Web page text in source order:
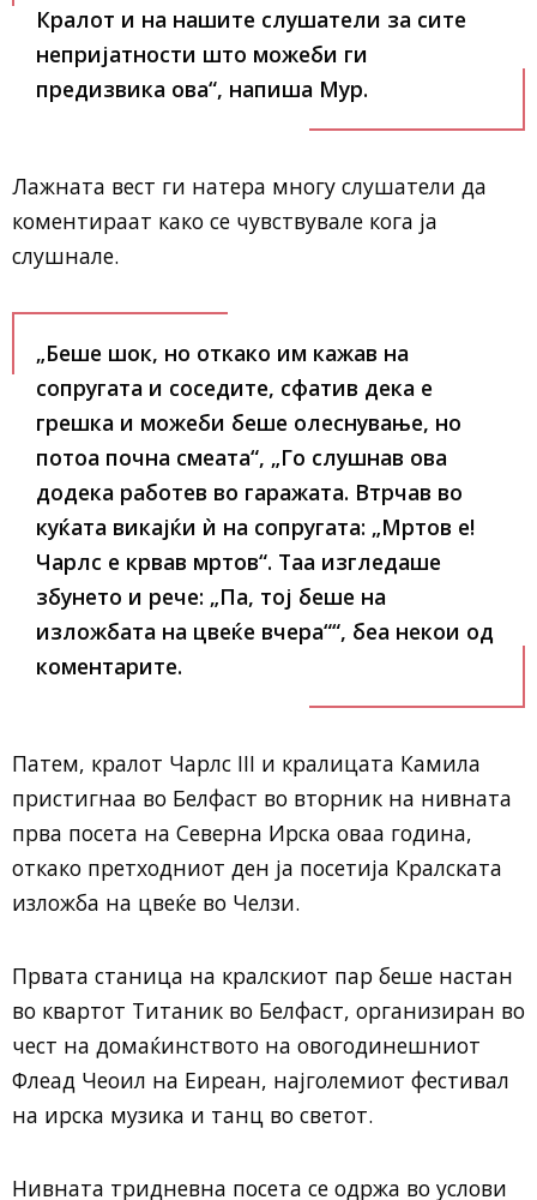
Кралот и на нашите слушатели за сите
непријатности што можеби ги
предизвика ова“, напиша Мур.
Лажната вест ги натера многу слушатели да
коментираат како се чувствувале кога ја
слушнале.
„Беше шок, но откако им кажав на
сопругата и соседите, сфатив дека е
грешка и можеби беше олеснување, но
потоа почна смеата“, „Го слушнав ова
додека работев во гаражата. Втрчав во
куќата викајќи ѝ на сопругата: „Мртов е!
Чарлс е крвав мртов“. Таа изгледаше
збунето и рече: „Па, тој беше на
изложбата на цвеќе вчера““, беа некои од
коментарите.
Патем, кралот Чарлс III и кралицата Камила
пристигнаа во Белфаст во вторник на нивната
прва посета на Северна Ирска оваа година,
откако претходниот ден ја посетија Кралската
изложба на цвеќе во Челзи.
Првата станица на кралскиот пар беше настан
во квартот Титаник во Белфаст, организиран во
чест на домаќинството на овогодинешниот
Флеад Чеоил на Еиреан, најголемиот фестивал
на ирска музика и танц во светот.
Нивната тридневна посета се одржа во услови